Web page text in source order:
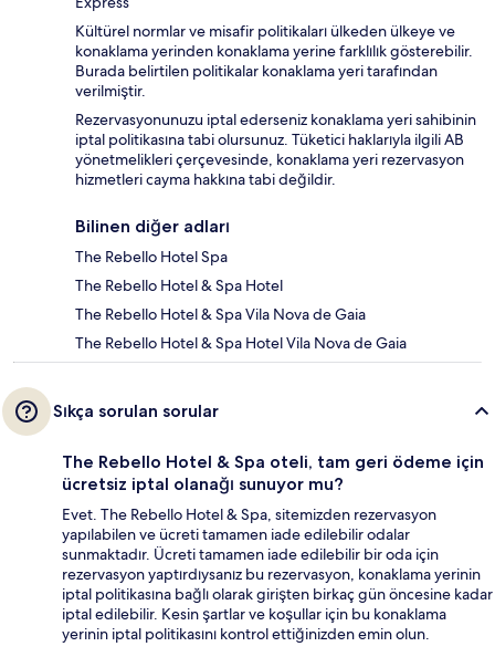
Kültürel normlar ve misafir politikaları ülkeden ülkeye ve
konaklama yerinden konaklama yerine farklılık gösterebilir.
Burada belirtilen politikalar konaklama yeri tarafından
verilmiştir.
Rezervasyonunuzu iptal ederseniz konaklama yeri sahibinin
iptal politikasına tabi olursunuz. Tüketici haklarıyla ilgili AB
yönetmelikleri çerçevesinde, konaklama yeri rezervasyon
hizmetleri cayma hakkına tabi değildir.
Bilinen diğer adları
The Rebello Hotel Spa
The Rebello Hotel & Spa Hotel
The Rebello Hotel & Spa Vila Nova de Gaia
The Rebello Hotel & Spa Hotel Vila Nova de Gaia
Sıkça sorulan sorular
The Rebello Hotel & Spa oteli, tam geri ödeme için
ücretsiz iptal olanağı sunuyor mu?
Evet. The Rebello Hotel & Spa, sitemizden rezervasyon
yapılabilen ve ücreti tamamen iade edilebilir odalar
sunmaktadır. Ücreti tamamen iade edilebilir bir oda için
rezervasyon yaptırdıysanız bu rezervasyon, konaklama yerinin
iptal politikasına bağlı olarak girişten birkaç gün öncesine kadar
iptal edilebilir. Kesin şartlar ve koşullar için bu konaklama
yerinin iptal politikasını kontrol ettiğinizden emin olun.